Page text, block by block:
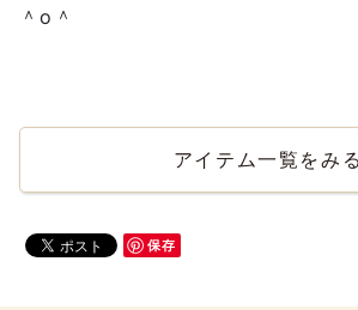
＾o＾
アイテム一覧をみる
保存